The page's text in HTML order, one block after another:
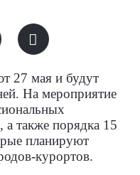
27 мая и будут
На мероприятие
а также порядка 15
планируют
курортов.